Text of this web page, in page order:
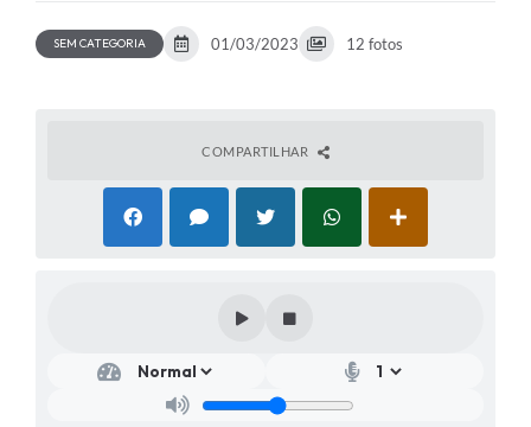
SEM CATEGORIA 01/03/2023 12 fotos
COMPARTILHAR